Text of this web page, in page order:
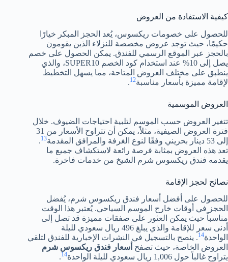
كيفية الاستفادة من العروض
للحصول على خصومات ريكسوس، يُعد الحجز المبكر خيارًا
حكيمًا، حيث توجد عروض مخصصة للنزلاء الذين يقومون
بالحجز عبر الموقع الرسمي للفندق. يمكن الحصول على خصم
يصل إلى 10% عند استخدام كود الخصم SUPER10، والذي
ينطبق على مختلف العروض المتاحة، مما يسهل التخطيط
لإقامة مميزة بأسعار مناسبة12
.
العروض الموسمية
تتغير العروض حسب الموسم لتلبية احتياجات الضيوف. خلال
فترة العروض الصيفية، مثلاً، يمكن أن تتراوح الأسعار من 31
إلى 53 دينار بحريني وفقًا لنوع الغرفة والمرافق المقدمة
13
.
تعد هذه العروض بمثابة فرصة رائعة لاستكشاف جميع ما
يقدمه فندق ريكسوس شرم الشيخ من خدمات فاخرة.
نصائح لحجز الإقامة
للحصول على أفضل أسعار فندق ريكسوس شرم، يُفضل
الحجز في أوقات خارج الموسم السياحي. يُعتبر هذا الوقت
مناسباً حيث يمكن العثور على صفقات مميزة قد تصل إلى
أدنى سعر للإقامة والذي يبلغ 496 ريال سعودي لليلة
الواحدة14. ينصح بالتسجيل في النشرات الإخبارية للفندق لتلقي
العروض الخاصة، حيث تصفح أسعار فندق ريكسوس شرم
يتراوح غالباً حول 1,006 ريال سعودي لليلة الواحدة
14
.